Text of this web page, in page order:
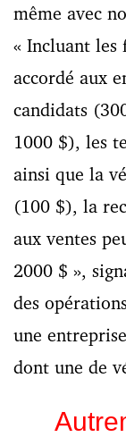
même avec
« Incluant les
accordé aux
candidats
1000 $), les
ainsi que la
(100 $), la
aux ventes
2000 $ »,
des
une
dont une de